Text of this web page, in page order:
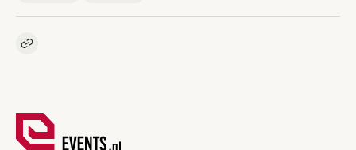
Kopieer link naar pagina